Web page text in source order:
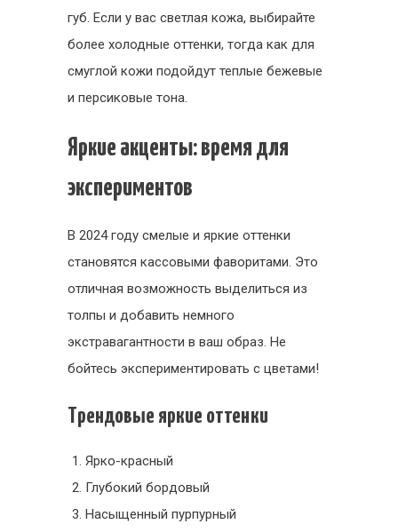
губ. Если у вас светлая кожа, выбирайте
более холодные оттенки, тогда как для
смуглой кожи подойдут теплые бежевые
и персиковые тона.
Яркие акценты: время для
экспериментов
В 2024 году смелые и яркие оттенки
становятся кассовыми фаворитами. Это
отличная возможность выделиться из
толпы и добавить немного
экстравагантности в ваш образ. Не
бойтесь экспериментировать с цветами!
Трендовые яркие оттенки
Ярко-красный
Глубокий бордовый
Насыщенный пурпурный